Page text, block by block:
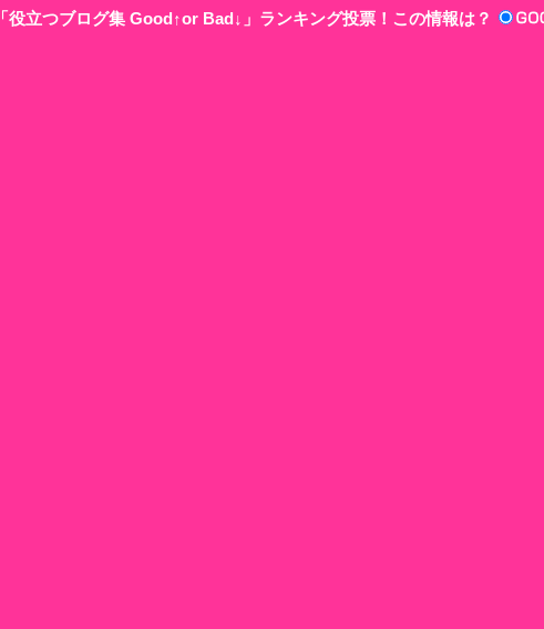
「役立つブログ集 Good↑or Bad↓」ランキング投票！この情報は？